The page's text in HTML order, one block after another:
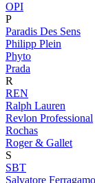
OPI
P
Paradis Des Sens
Philipp Plein
Phyto
Prada
R
REN
Ralph Lauren
Revlon Professional
Rochas
Roger & Gallet
S
SBT
Salvatore Ferragamo